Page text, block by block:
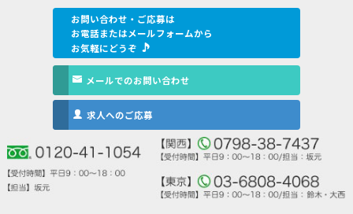
お問い合わせ・ご応募は
お電話またはメールフォームから
お気軽にどうぞ
メールでのお問い合わせ
求人へのご応募